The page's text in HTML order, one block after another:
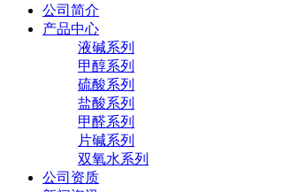
公司简介
产品中心
液碱系列
甲醇系列
硫酸系列
盐酸系列
甲醛系列
片碱系列
双氧水系列
公司资质